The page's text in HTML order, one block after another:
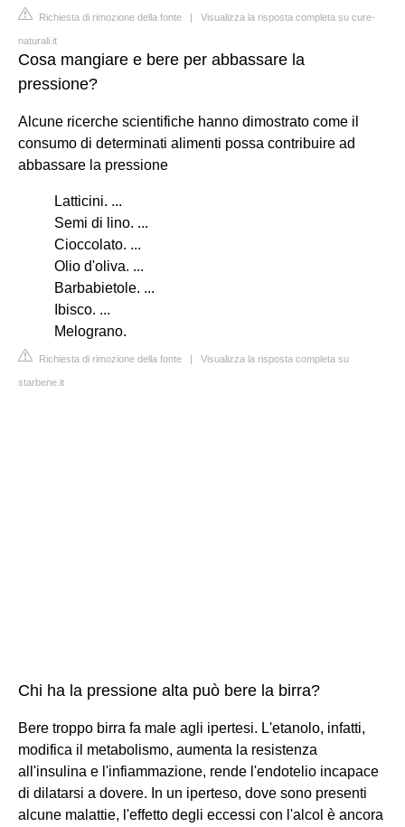
Richiesta di rimozione della fonte | Visualizza la risposta completa su cure-
naturali.it
Cosa mangiare e bere per abbassare la
pressione?
Alcune ricerche scientifiche hanno dimostrato come il
consumo di determinati alimenti possa contribuire ad
abbassare la pressione
Latticini. ...
Semi di lino. ...
Cioccolato. ...
Olio d'oliva. ...
Barbabietole. ...
Ibisco. ...
Melograno.
Richiesta di rimozione della fonte | Visualizza la risposta completa su
starbene.it
Chi ha la pressione alta può bere la birra?
Bere troppo birra fa male agli ipertesi. L'etanolo, infatti,
modifica il metabolismo, aumenta la resistenza
all'insulina e l'infiammazione, rende l'endotelio incapace
di dilatarsi a dovere. In un iperteso, dove sono presenti
alcune malattie, l'effetto degli eccessi con l'alcol è ancora